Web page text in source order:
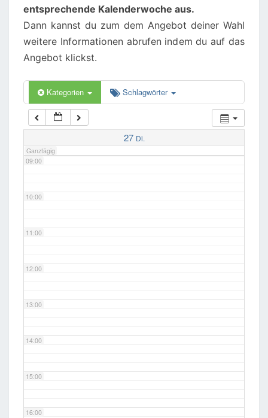
entsprechende Kalenderwoche aus.
Dann kannst du zum dem Angebot deiner Wahl
weitere Informationen abrufen indem du auf das
Angebot klickst.
Kategorien Schlagwörter
27 Di.
Ganztägig
06:00
07:00
08:00
09:00
10:00
11:00
12:00
13:00
14:00
15:00
16:00